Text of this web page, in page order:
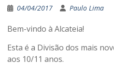
04/04/2017 Paulo Lima
Bem-vindo à Alcateia!
Esta é a Divisão dos mais
aos 10/11 anos.